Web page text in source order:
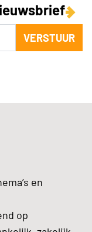
VERSTUUR
en
op